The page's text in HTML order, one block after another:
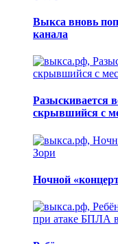
Выкса вновь
канала
Разыскивается
скрывшийся с
Ночной